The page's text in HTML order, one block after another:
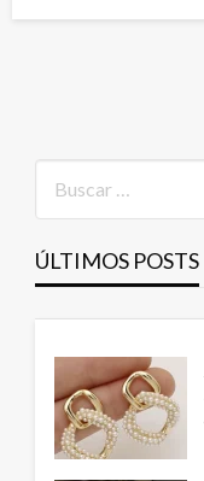
ÚLTIMOS POSTS